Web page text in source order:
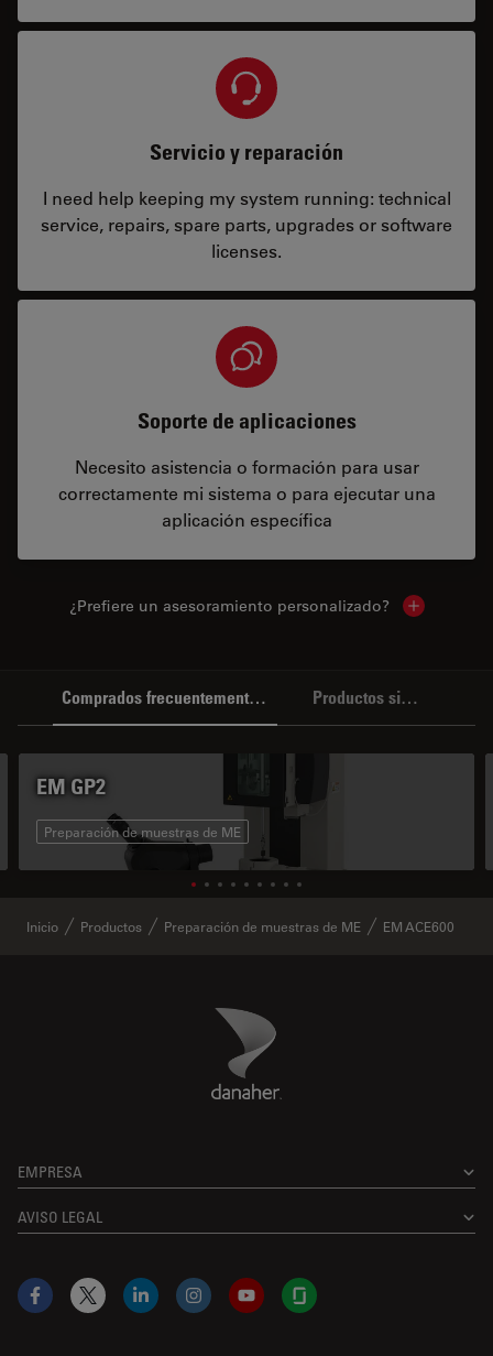
Servicio y reparación
I need help keeping my system running: technical
service, repairs, spare parts, upgrades or software
licenses.
Soporte de aplicaciones
Necesito asistencia o formación para usar
correctamente mi sistema o para ejecutar una
aplicación específica
¿Prefiere un asesoramiento personalizado? Show local
Comprados frecuentemente juntos Productos similares
EM GP2
Preparación de muestras de ME
Inicio Productos Preparación de muestras de ME EM ACE600
Danaher Logo
EMPRESA
AVISO LEGAL
Facebook
X LinkedInInstagramYouTubeGlassdoor